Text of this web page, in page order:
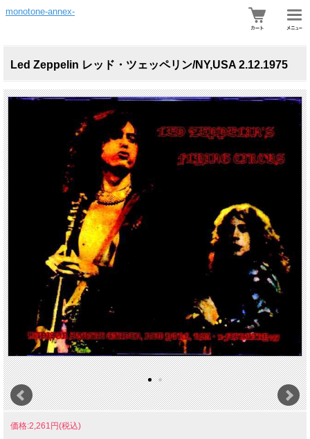
monotone-annex-
Led Zeppelin レッド・ツェッペリン/NY,USA 2.12.1975
価格:2,261円(税込)